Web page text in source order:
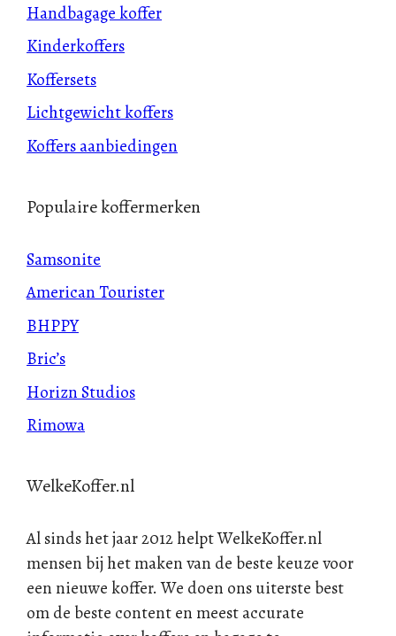
Handbagage koffer
Kinderkoffers
Koffersets
Lichtgewicht koffers
Koffers aanbiedingen
Populaire koffermerken
Samsonite
American Tourister
BHPPY
Bric’s
Horizn Studios
Rimowa
WelkeKoffer.nl
Al sinds het jaar 2012 helpt WelkeKoffer.nl
mensen bij het maken van de beste keuze voor
een nieuwe koffer. We doen ons uiterste best
om de beste content en meest accurate